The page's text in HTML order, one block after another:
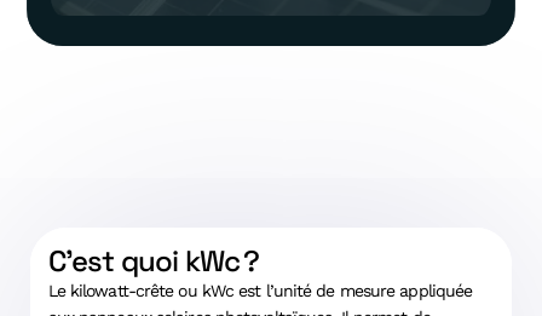
C’est quoi kWc ?
Le kilowatt-crête ou kWc est l’unité de mesure appliquée